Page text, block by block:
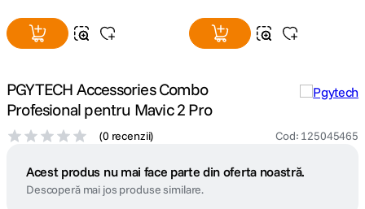
PGYTECH Accessories Combo
Profesional pentru Mavic 2 Pro
(0 recenzii) Cod: 125045465
Acest produs nu mai face parte din oferta noastră.
Descoperă mai jos produse similare.